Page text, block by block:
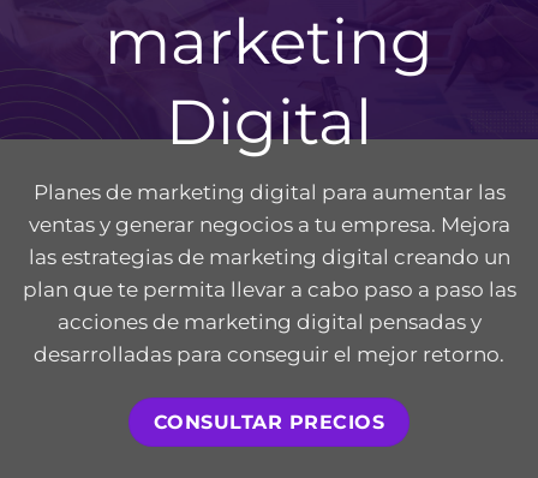
marketing
Digital
Planes de marketing digital para aumentar las
ventas y generar negocios a tu empresa. Mejora
las estrategias de marketing digital creando un
plan que te permita llevar a cabo paso a paso las
acciones de marketing digital pensadas y
desarrolladas para conseguir el mejor retorno.
CONSULTAR PRECIOS